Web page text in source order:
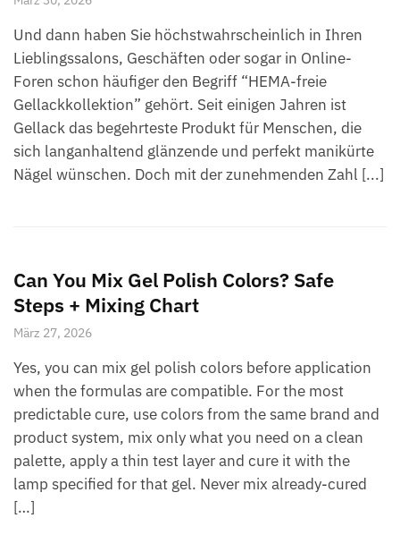
Und dann haben Sie höchstwahrscheinlich in Ihren
Lieblingssalons, Geschäften oder sogar in Online-
Foren schon häufiger den Begriff “HEMA-freie
Gellackkollektion” gehört. Seit einigen Jahren ist
Gellack das begehrteste Produkt für Menschen, die
sich langanhaltend glänzende und perfekt manikürte
Nägel wünschen. Doch mit der zunehmenden Zahl [...]
Can You Mix Gel Polish Colors? Safe
Steps + Mixing Chart
März 27, 2026
Yes, you can mix gel polish colors before application
when the formulas are compatible. For the most
predictable cure, use colors from the same brand and
product system, mix only what you need on a clean
palette, apply a thin test layer and cure it with the
lamp specified for that gel. Never mix already-cured
[…]